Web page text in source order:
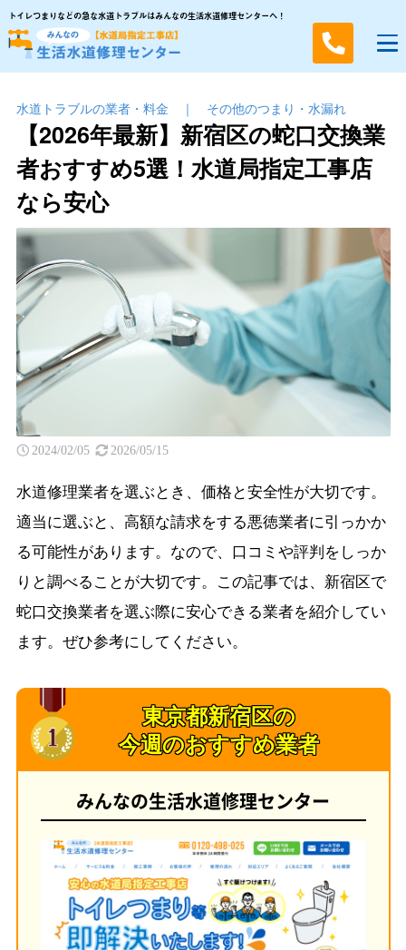
トイレつまりなどの急な水道トラブルはみんなの生活水道修理センターへ！
水道トラブルの業者・料金 ｜ その他のつまり・⽔漏れ
【2026年最新】新宿区の蛇口交換業
者おすすめ5選！水道局指定工事店
なら安心
2024/02/05 2026/05/15
水道修理業者を選ぶとき、価格と安全性が大切です。
適当に選ぶと、高額な請求をする悪徳業者に引っかか
る可能性があります。なので、口コミや評判をしっか
りと調べることが大切です。この記事では、新宿区で
蛇口交換業者を選ぶ際に安心できる業者を紹介してい
ます。ぜひ参考にしてください。
東京都新宿区の
今週のおすすめ業者
みんなの生活水道修理センター